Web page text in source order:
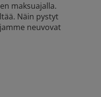
maksuajalla.
Näin pystyt
neuvovat